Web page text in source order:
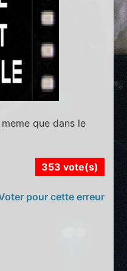
que dans le
353 vote(s)
pour cette erreur